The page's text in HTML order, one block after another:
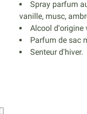
Spray parfum
vanille, musc,
Alcool d'origine
Parfum de sac
Senteur d'hiver.